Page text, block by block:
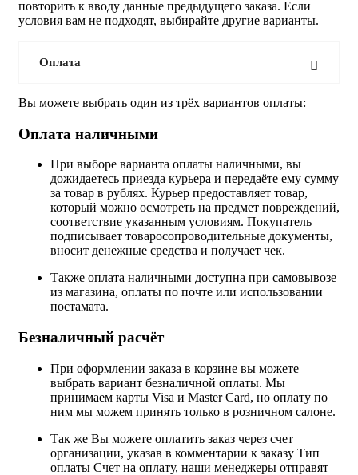
повторить к вводу данные предыдущего заказа. Если
условия вам не подходят, выбирайте другие варианты.
Оплата
Вы можете выбрать один из трёх вариантов оплаты:
Оплата наличными
При выборе варианта оплаты наличными, вы
дожидаетесь приезда курьера и передаёте ему сумму
за товар в рублях. Курьер предоставляет товар,
который можно осмотреть на предмет повреждений,
соответствие указанным условиям. Покупатель
подписывает товаросопроводительные документы,
вносит денежные средства и получает чек.
Также оплата наличными доступна при самовывозе
из магазина, оплаты по почте или использовании
постамата.
Безналичный расчёт
При оформлении заказа в корзине вы можете
выбрать вариант безналичной оплаты. Мы
принимаем карты Visa и Master Card, но оплату по
ним мы можем принять только в розничном салоне.
Так же Вы можете оплатить заказ через счет
организации, указав в комментарии к заказу Тип
оплаты Счет на оплату, наши менеджеры отправят